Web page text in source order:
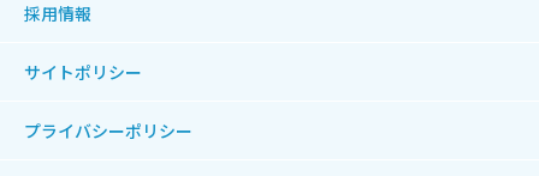
採用情報
サイトポリシー
プライバシーポリシー